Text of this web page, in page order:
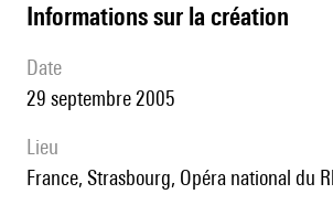
informations sur la création
date
29 septembre 2005
lieu
France, Strasbourg, Opéra national du